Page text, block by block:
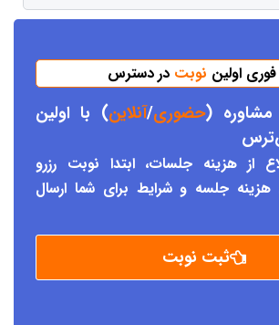
فوری اولین نوبت در دسترس
مشاوره (حضوری/آنلاین) با اولین
ترس
از هزینه جلسات، ابتدا نوبت رزرو
هزینه جلسه و شرایط برای شما ارسال
ثبت نوبت